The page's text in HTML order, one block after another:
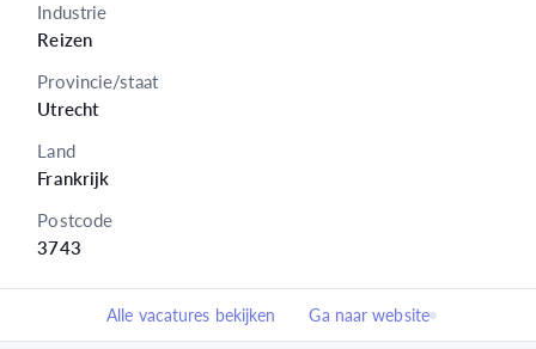
Industrie
Reizen
Provincie/staat
Utrecht
Land
Frankrijk
Postcode
3743
Alle vacatures bekijken Ga naar website